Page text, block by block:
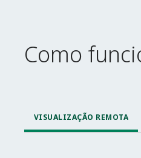
Como
VISUALIZAÇÃO REMOTA